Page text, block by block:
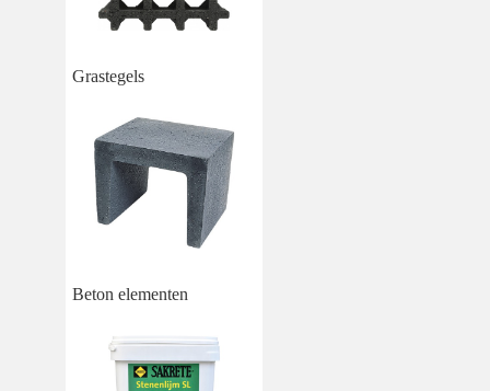
Grastegels
Beton elementen